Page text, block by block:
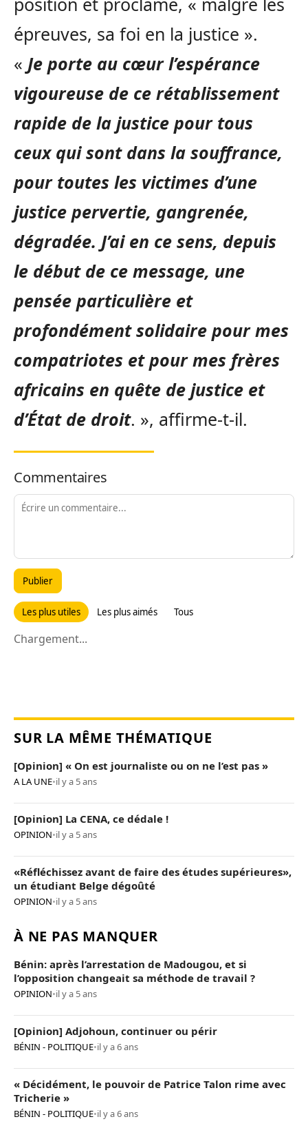
épreuves, sa foi en la justice ».
« Je porte au cœur l’espérance
vigoureuse de ce rétablissement
rapide de la justice pour tous
ceux qui sont dans la souffrance,
pour toutes les victimes d’une
justice pervertie, gangrenée,
dégradée. J’ai en ce sens, depuis
le début de ce message, une
pensée particulière et
profondément solidaire pour mes
compatriotes et pour mes frères
africains en quête de justice et
d’État de droit. », affirme-t-il.
Commentaires
Publier
Les plus utiles Les plus aimés Tous
Chargement...
SUR LA MÊME THÉMATIQUE
[Opinion] « On est journaliste ou on ne l’est pas »
A LA UNE•il y a 5 ans
[Opinion] La CENA, ce dédale !
OPINION•il y a 5 ans
«Réfléchissez avant de faire des études supérieures»,
un étudiant Belge dégoûté
OPINION•il y a 5 ans
À NE PAS MANQUER
Bénin: après l’arrestation de Madougou, et si
l’opposition changeait sa méthode de travail ?
OPINION•il y a 5 ans
[Opinion] Adjohoun, continuer ou périr
BÉNIN - POLITIQUE•il y a 6 ans
« Décidément, le pouvoir de Patrice Talon rime avec
Tricherie »
BÉNIN - POLITIQUE•il y a 6 ans